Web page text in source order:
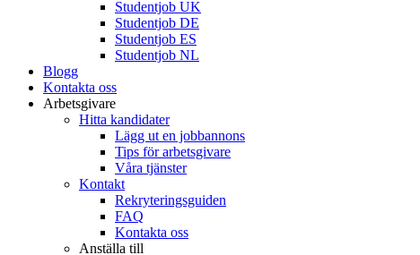
Studentjob UK
Studentjob DE
Studentjob ES
Studentjob NL
Blogg
Kontakta oss
Arbetsgivare
Hitta kandidater
Lägg ut en jobbannons
Tips för arbetsgivare
Våra tjänster
Kontakt
Rekryteringsguiden
FAQ
Kontakta oss
Anställa till